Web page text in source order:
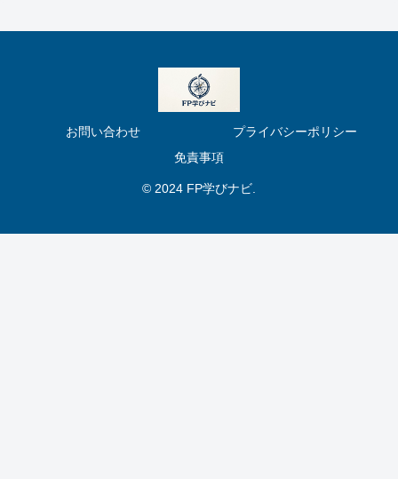
お問い合わせ
プライバシーポリシー
免責事項
© 2024 FP学びナビ.